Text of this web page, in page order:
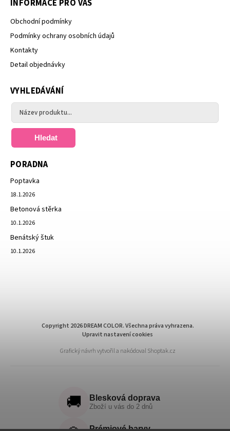
INFORMACE PRO VÁS
Obchodní podmínky
Podmínky ochrany osobních údajů
Kontakty
Detail objednávky
VYHLEDÁVÁNÍ
Hledat
PORADNA
Poptavka
18.1.2026
Betonová stěrka
10.1.2026
Benátský štuk
10.1.2026
Copyright 2026DREAM COLOR. Všechna práva vyhrazena.
Upravit nastavení cookies
Grafický návrh vytvořil a nakódoval Shoptak.cz
🚚 Blesková doprava
Zboží u vás do 2 dnů
Prémiové barvy